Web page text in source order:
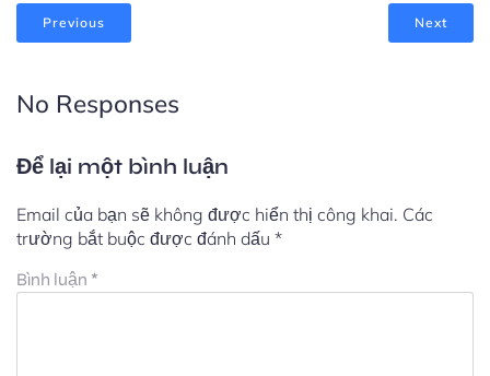
Previous Next
No Responses
Để lại một bình luận
Email của bạn sẽ không được hiển thị công khai. Các
trường bắt buộc được đánh dấu *
Bình luận *